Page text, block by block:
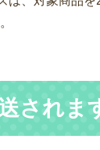
されま